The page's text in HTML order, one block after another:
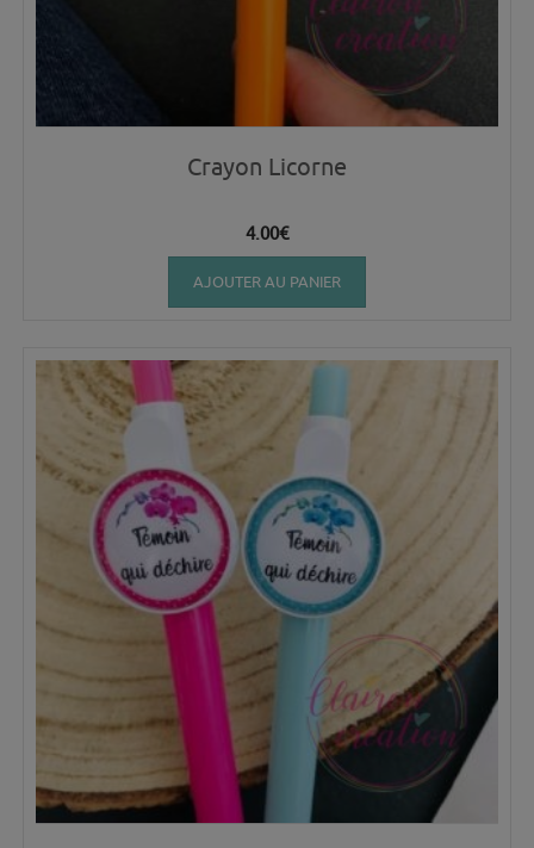
Crayon Licorne
4.00€
AJOUTER AU PANIER